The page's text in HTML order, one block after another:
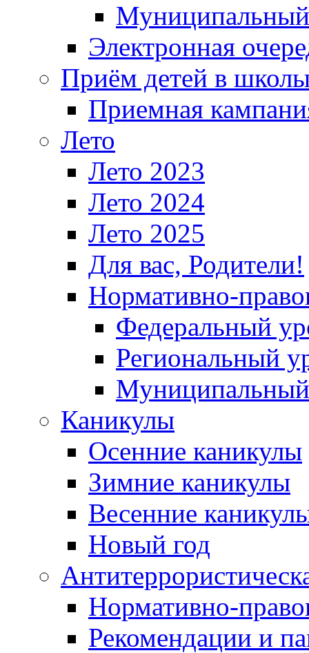
Электронная
Приём детей в
Приемная
Лето
Лето 2023
Лето 2024
Лето 2025
Для вас, Родители!
Нормативно-
Федеральный
Региональный
Каникулы
Осенние каникулы
Зимние каникулы
Весенние
Новый год
Нормативно-
Рекомендации и